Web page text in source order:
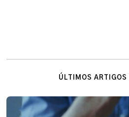
ÚLTIMOS ARTIGOS